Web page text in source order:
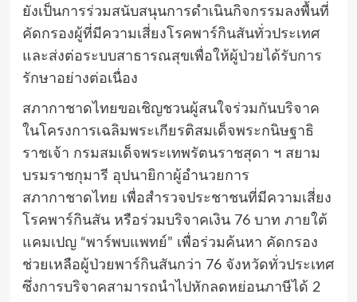
ยังเป็นการร่วมสนับสนุนการดำเนินกิจกรรมลงพื้นที่
คัดกรองผู้ที่มีความเสี่ยงโรคพาร์กินสันทั่วประเทศ
และส่งต่อระบบสาธารณสุขเพื่อให้ผู้ป่วยได้รับการ
รักษาอย่างต่อเนื่อง
สภากาชาดไทยขอเชิญชวนผู้สนใจร่วมกันบริจาค
ในโครงการเฉลิมพระเกียรติสมเด็จพระกนิษฐาธิ
ราชเจ้า กรมสมเด็จพระเทพรัตนราชสุดา ฯ สยาม
บรมราชกุมารี อุปนายิกาผู้อำนวยการ
สภากาชาดไทย เพื่อสำรวจประชาชนที่มีความเสี่ยง
โรคพาร์กินสัน หรือร่วมบริจาคเงิน 76 บาท ภายใต้
แคมเปญ “พาร์พบแพทย์” เพื่อร่วมค้นหา คัดกรอง
ช่วยเหลือผู้ป่วยพาร์กินสันกว่า 76 จังหวัดทั่วประเทศ
ซึ่งการบริจาคสามารถนำไปหักลดหย่อนภาษีได้ 2